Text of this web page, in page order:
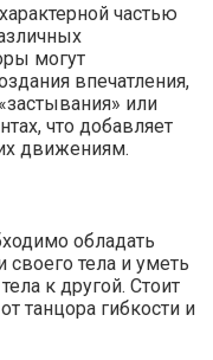
частью
могут
впечатления,
или
что добавляет
движениям.
обладать
тела и уметь
к другой. Стоит
танцора гибкости и